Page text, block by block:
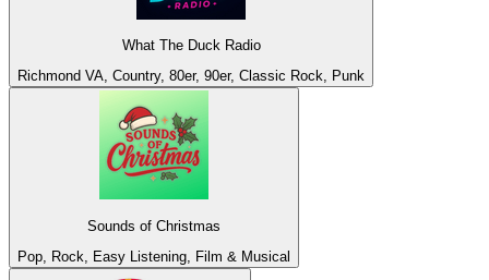
What The Duck Radio
Richmond VA, Country, 80er, 90er, Classic Rock, Punk
Sounds of Christmas
Pop, Rock, Easy Listening, Film & Musical